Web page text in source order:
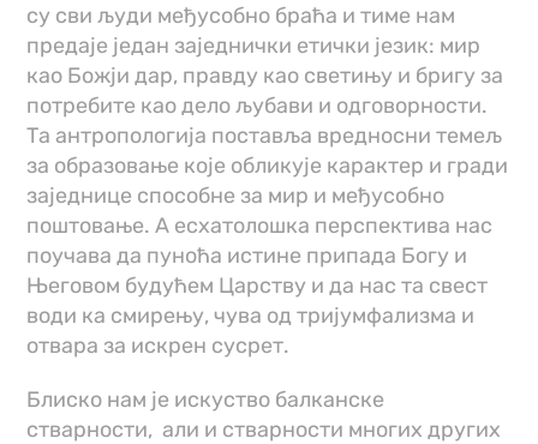
су сви људи међусобно браћа и тиме нам
предаје један заједнички етички језик: мир
као Божји дар, правду као светињу и бригу за
потребите као дело љубави и одговорности.
Та антропологија поставља вредносни темељ
за образовање које обликује карактер и гради
заједнице способне за мир и међусобно
поштовање. А есхатолошка перспектива нас
поучава да пуноћа истине припада Богу и
Његовом будућем Царству и да нас та свест
води ка смирењу, чува од тријумфализма и
отвара за искрен сусрет.
Блиско нам је искуство балканске
стварности, али и стварности многих других